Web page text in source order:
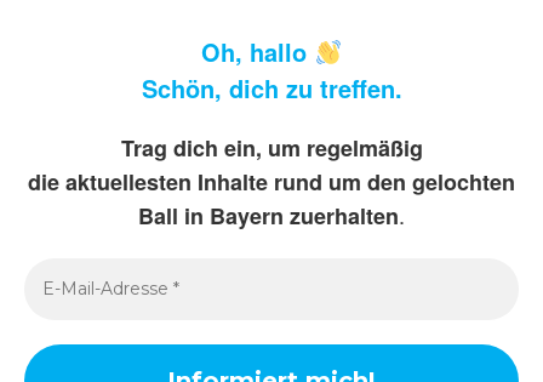
Oh, hallo
Schön, dich zu treffen.
Trag dich ein, um regelmäßig
die aktuellesten Inhalte rund um den gelochten
Ball in Bayern zuerhalten.